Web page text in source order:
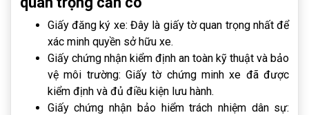
Giấy đăng ký xe: Đây là giấy tờ quan trọng nhất để
xác minh quyền sở hữu xe.
Giấy chứng nhận kiểm định an toàn kỹ thuật và bảo
vệ môi trường: Giấy tờ chứng minh xe đã được
kiểm định và đủ điều kiện lưu hành.
Giấy chứng nhận bảo hiểm trách nhiệm dân sự: